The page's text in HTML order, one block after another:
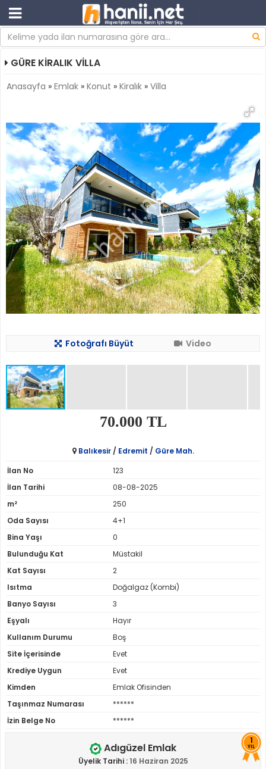
GÜRE KİRALIK VİLLA
Anasayfa » Emlak » Konut » Kiralık » Villa
Fotoğrafı Büyüt Video
70.000 TL
Balıkesir/ Edremit / Güre Mah.
İlan No
123
İlan Tarihi
08-08-2025
m²
250
Oda Sayısı
4+1
Bina Yaşı
0
Bulunduğu Kat
Müstakil
Kat Sayısı
2
Isıtma
Doğalgaz (Kombi)
Banyo Sayısı
3
Eşyalı
Hayır
Kullanım Durumu
Boş
Site İçerisinde
Evet
Krediye Uygun
Evet
Kimden
Emlak Ofisinden
Taşınmaz Numarası
******
İzin Belge No
******
1
YIL
Adıgüzel Emlak
Üyelik Tarihi :16 Haziran 2025